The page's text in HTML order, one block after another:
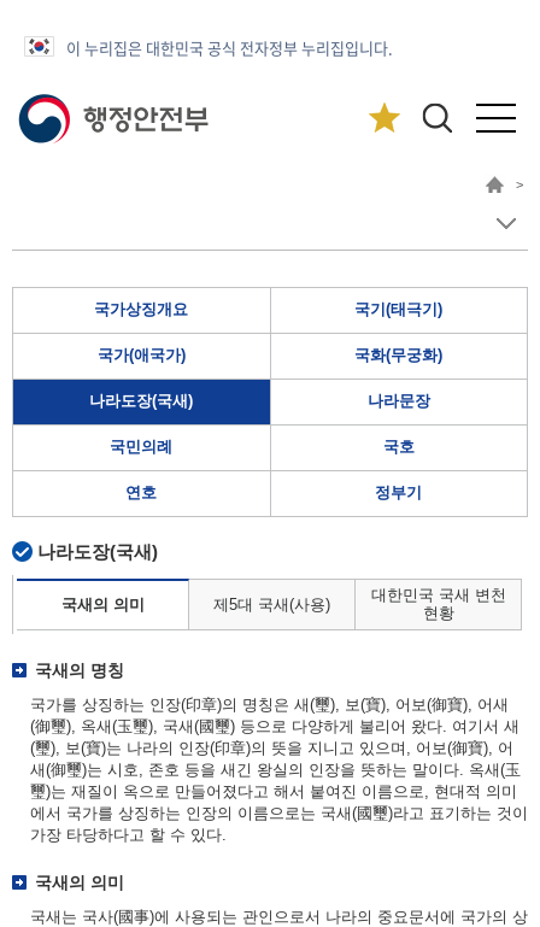
이 누리집은 대한민국 공식 전자정부 누리집입니다.
>
국가상징개요 국기(태극기)
국가(애국가) 국화(무궁화)
나라도장(국새) 나라문장
국민의례 국호
연호 정부기
나라도장(국새)
국새의 의미 제5대 국새(사용)
대한민국 국새 변천
현황
국새의 명칭
국가를 상징하는 인장(印章)의 명칭은 새(璽), 보(寶), 어보(御寶), 어새
(御璽), 옥새(玉璽), 국새(國璽) 등으로 다양하게 불리어 왔다. 여기서 새
(璽), 보(寶)는 나라의 인장(印章)의 뜻을 지니고 있으며, 어보(御寶), 어
새(御璽)는 시호, 존호 등을 새긴 왕실의 인장을 뜻하는 말이다. 옥새(玉
璽)는 재질이 옥으로 만들어졌다고 해서 붙여진 이름으로, 현대적 의미
에서 국가를 상징하는 인장의 이름으로는 국새(國璽)라고 표기하는 것이
가장 타당하다고 할 수 있다.
국새의 의미
국새는 국사(國事)에 사용되는 관인으로서 나라의 중요문서에 국가의 상